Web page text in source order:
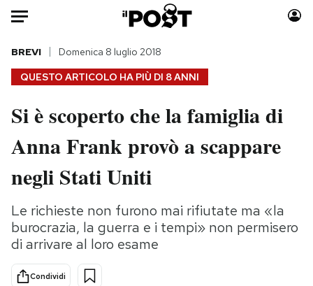
Auto
HOME
Italia
Politica
Tecnologia
Scienza
Cultura
Sport
Moda
Consumismi
Media
Europa
QUESTO ARTICOLO HA PIÙ DI 8 ANNI
BREVI Domenica 8 luglio 2018
Si è scoperto che la famiglia di
Anna Frank provò a scappare
negli Stati Uniti
Le richieste non furono mai rifiutate ma «la
burocrazia, la guerra e i tempi» non permisero
di arrivare al loro esame
Condividi